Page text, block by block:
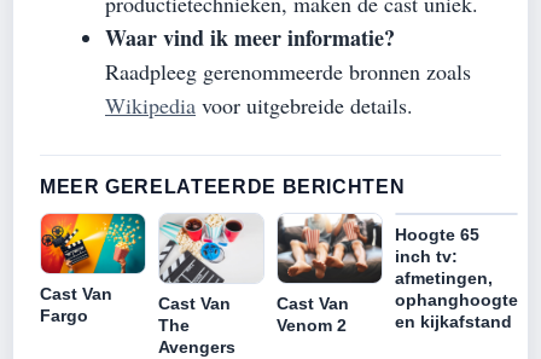
Waar vind ik meer informatie?
Raadpleeg gerenommeerde bronnen zoals
Wikipedia voor uitgebreide details.
MEER GERELATEERDE BERICHTEN
Cast Van
Fargo
Cast Van
The
Avengers
Cast Van
Venom 2
Hoogte 65
inch tv:
afmetingen,
ophanghoogte
en kijkafstand